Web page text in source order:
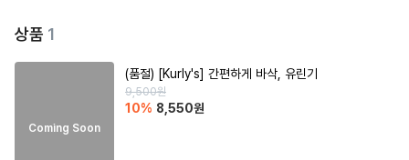
상품 1
Coming Soon
(품절) [Kurly's] 간편하게 바삭, 유린기
9,500원
10% 8,550원